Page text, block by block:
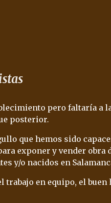
pero faltaría a
posterior.
que hemos sido
exponer y vender
y/o nacidos en
en equipo, el